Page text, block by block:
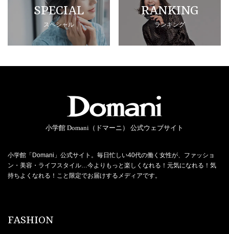
SPECIAL
スペシャル
RANKING
ランキング
小学館 Domani（ドマーニ） 公式ウェブサイト
小学館「Domani」公式サイト。毎日忙しい40代の働く女性が、ファッショ
ン・美容・ライフスタイル…今よりもっと楽しくなれる！元気になれる！気
持ちよくなれる！こと限定でお届けするメディアです。
FASHION